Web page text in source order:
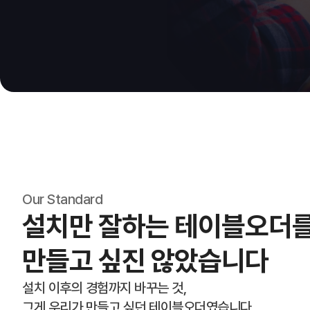
Our Standard
설치만 잘하는 테이블오더
만들고 싶진 않았습니다
설치 이후의 경험까지 바꾸는 것,